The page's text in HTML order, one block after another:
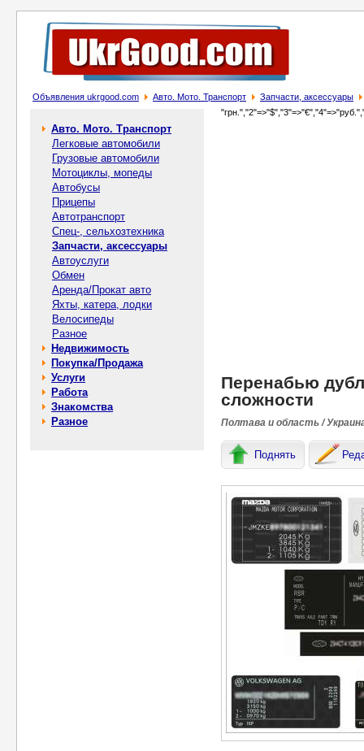
Объявления ukrgood.com Авто. Мото. Транспорт Запчасти, аксессуары
Авто. Мото. Транспорт
Легковые автомобили
Грузовые автомобили
Мотоциклы, мопеды
Автобусы
Прицепы
Автотранспорт
Спец-, cельхозтехника
Запчасти, аксессуары
Автоуслуги
Обмен
Аренда/Прокат авто
Яхты, катера, лодки
Велосипеды
Разное
Недвижимость
Покупка/Продажа
Услуги
Работа
Знакомства
Разное
Перенабью
сложности
Полтава и область /
Поднять